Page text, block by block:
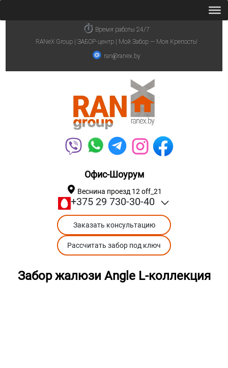
Время работы 24/7
RANeX Group | ЗАБОР-центр | Мой Забор — Моя Крепость!
ran@ranex.by
Офис-Шоурум
Веснина проезд 12 off_21
+375 29 730-30-40
Заказать консультацию
Рассчитать забор под ключ
Забор жалюзи Angle L-коллекция